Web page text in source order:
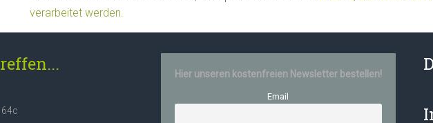
verarbeitet werden.
Hier unseren kostenfreien Newsletter bestellen!
Email